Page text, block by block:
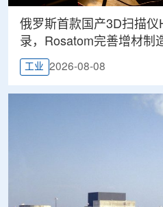
俄罗斯首款国产3D扫描仪
录，Rosatom完善增材制
工业 2026-08-08